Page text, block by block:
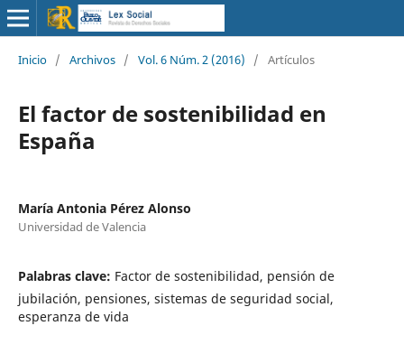
Inicio / Archivos / Vol. 6 Núm. 2 (2016) / Artículos
El factor de sostenibilidad en
España
María Antonia Pérez Alonso
Universidad de Valencia
Palabras clave: Factor de sostenibilidad, pensión de
jubilación, pensiones, sistemas de seguridad social,
esperanza de vida